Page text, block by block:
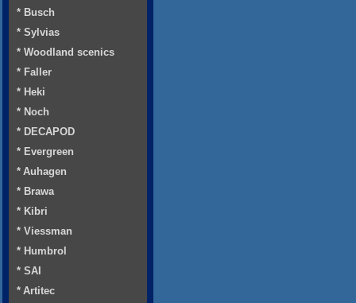
* Busch
* Sylvias
* Woodland scenics
* Faller
* Heki
* Noch
* DECAPOD
* Evergreen
* Auhagen
* Brawa
* Kibri
* Viessman
* Humbrol
* SAI
* Artitec